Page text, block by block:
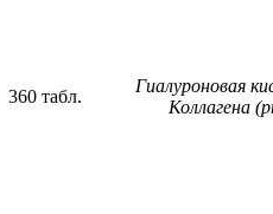
360 табл.
Гиалуроновая
Коллагена